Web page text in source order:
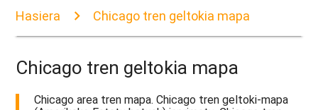
Hasiera Chicago tren geltokia mapa
Chicago tren geltokia mapa
Chicago area tren mapa. Chicago tren geltoki-mapa